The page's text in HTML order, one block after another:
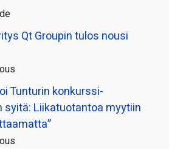
Qt Groupin tulos nousi
Tunturin konkurssi­
syitä: Liikatuotantoa myytiin